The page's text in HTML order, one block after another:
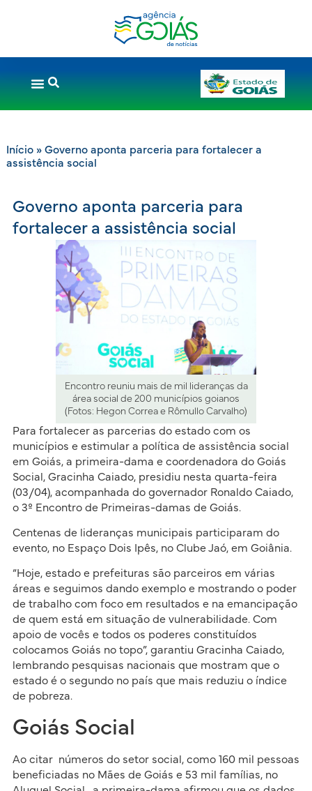
Início» Governo aponta parceria para fortalecer a
assistência social
Governo aponta parceria para
fortalecer a assistência social
Encontro reuniu mais de mil lideranças da
área social de 200 municípios goianos
(Fotos: Hegon Correa e Rômullo Carvalho)
Para fortalecer as parcerias do estado com os
municípios e estimular a política de assistência social
em Goiás, a primeira-dama e coordenadora do Goiás
Social, Gracinha Caiado, presidiu nesta quarta-feira
(03/04), acompanhada do governador Ronaldo Caiado,
o 3º Encontro de Primeiras-damas de Goiás.
Centenas de lideranças municipais participaram do
evento, no Espaço Dois Ipês, no Clube Jaó, em Goiânia.
“Hoje, estado e prefeituras são parceiros em várias
áreas e seguimos dando exemplo e mostrando o poder
de trabalho com foco em resultados e na emancipação
de quem está em situação de vulnerabilidade. Com
apoio de vocês e todos os poderes constituídos
colocamos Goiás no topo”, garantiu Gracinha Caiado,
lembrando pesquisas nacionais que mostram que o
estado é o segundo no país que mais reduziu o índice
de pobreza.
Goiás Social
Ao citar números do setor social, como 160 mil pessoas
beneficiadas no Mães de Goiás e 53 mil famílias, no